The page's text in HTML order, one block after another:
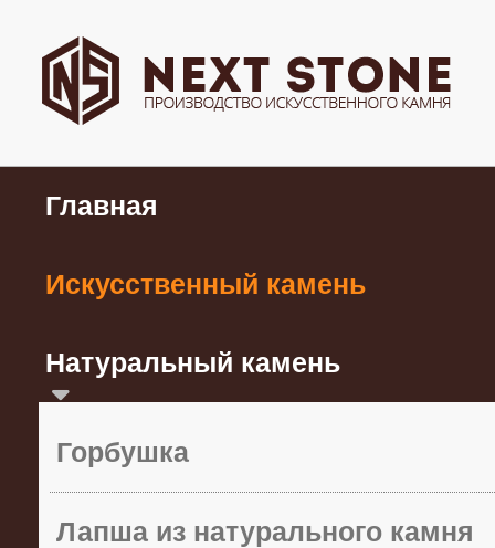
Главная
Искусственный камень
Натуральный камень
Горбушка
Лапша из натурального камня